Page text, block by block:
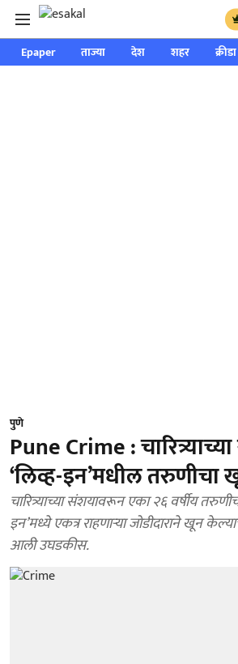
Epaper ताज्या देश शहर क्रीडा
पुणे
Pune Crime :
‘लिव्ह-इन’मधील तरुणीचा
चारित्र्याच्या संशयावरून एका २६ वर्षीय
इन’मध्ये एकत्र राहणाऱ्या जोडीदाराने खून
आली उघडकीस.